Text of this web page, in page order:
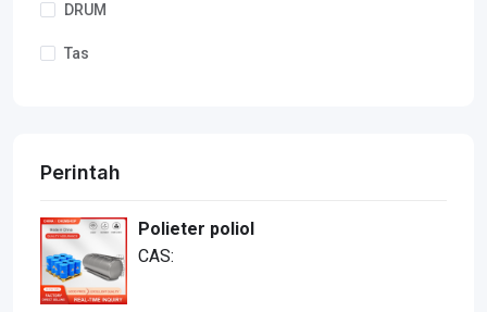
DRUM
Tas
Perintah
Polieter poliol
CAS: